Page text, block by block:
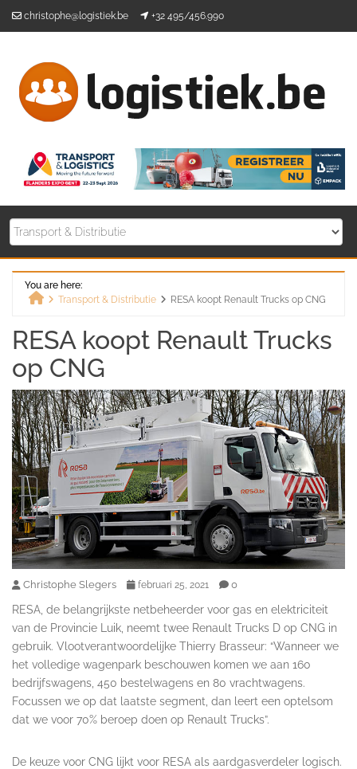
christophe@logistiek.be +32 495/456.990
You are here:
Transport & Distributie RESA koopt Renault Trucks op CNG
RESA koopt Renault Trucks
op CNG
Christophe Slegers februari 25, 2021 0
RESA, de belangrijkste netbeheerder voor gas en elektriciteit
van de Provincie Luik, neemt twee Renault Trucks D op CNG in
gebruik. Vlootverantwoordelijke Thierry Brasseur: “Wanneer we
het volledige wagenpark beschouwen komen we aan 160
bedrijfswagens, 450 bestelwagens en 80 vrachtwagens.
Focussen we op dat laatste segment, dan leert een optelsom
dat we voor 70% beroep doen op Renault Trucks”.
De keuze voor CNG lijkt voor RESA als aardgasverdeler logisch.